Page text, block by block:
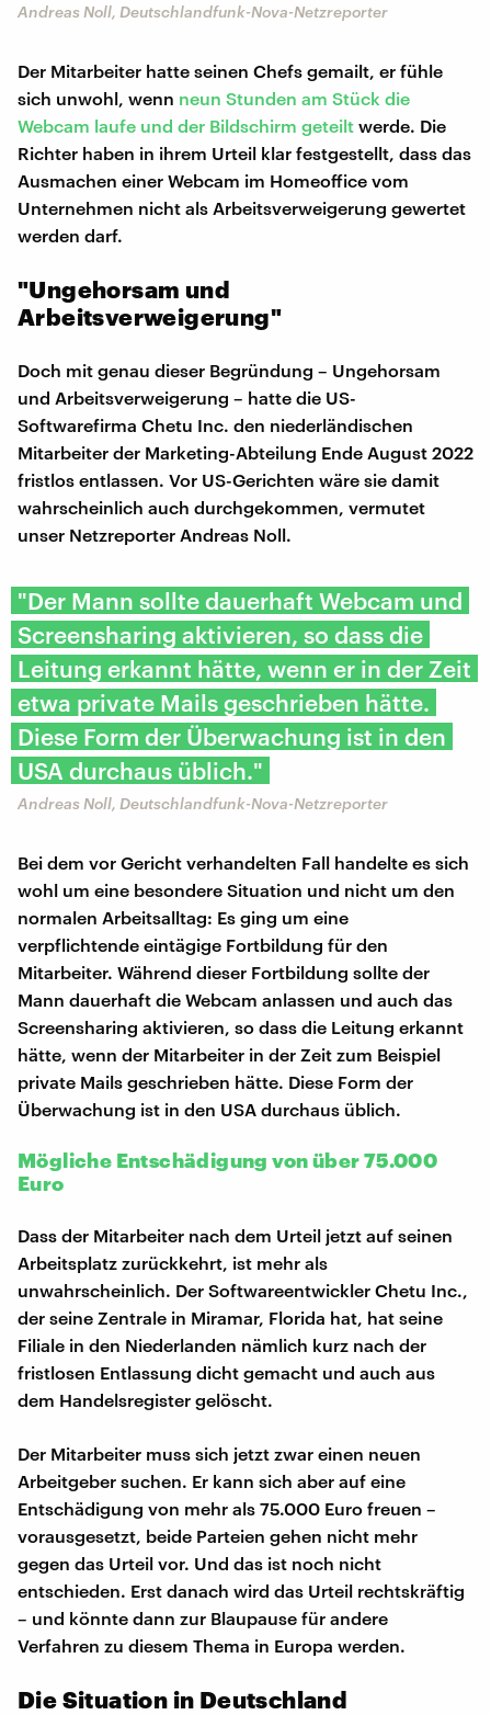
Andreas Noll, Deutschlandfunk-Nova-Netzreporter
Der Mitarbeiter hatte seinen Chefs gemailt, er fühle
sich unwohl, wenn neun Stunden am Stück die
Webcam laufe und der Bildschirm geteilt werde. Die
Richter haben in ihrem Urteil klar festgestellt, dass das
Ausmachen einer Webcam im Homeoffice vom
Unternehmen nicht als Arbeitsverweigerung gewertet
werden darf.
"Ungehorsam und
Arbeitsverweigerung"
Doch mit genau dieser Begründung – Ungehorsam
und Arbeitsverweigerung – hatte die US-
Softwarefirma Chetu Inc. den niederländischen
Mitarbeiter der Marketing-Abteilung Ende August 2022
fristlos entlassen. Vor US-Gerichten wäre sie damit
wahrscheinlich auch durchgekommen, vermutet
unser Netzreporter Andreas Noll.
"Der Mann sollte dauerhaft Webcam und
Screensharing aktivieren, so dass die
Leitung erkannt hätte, wenn er in der Zeit
etwa private Mails geschrieben hätte.
Diese Form der Überwachung ist in den
USA durchaus üblich."
Andreas Noll, Deutschlandfunk-Nova-Netzreporter
Bei dem vor Gericht verhandelten Fall handelte es sich
wohl um eine besondere Situation und nicht um den
normalen Arbeitsalltag: Es ging um eine
verpflichtende eintägige Fortbildung für den
Mitarbeiter. Während dieser Fortbildung sollte der
Mann dauerhaft die Webcam anlassen und auch das
Screensharing aktivieren, so dass die Leitung erkannt
hätte, wenn der Mitarbeiter in der Zeit zum Beispiel
private Mails geschrieben hätte. Diese Form der
Überwachung ist in den USA durchaus üblich.
Mögliche Entschädigung von über 75.000
Euro
Dass der Mitarbeiter nach dem Urteil jetzt auf seinen
Arbeitsplatz zurückkehrt, ist mehr als
unwahrscheinlich. Der Softwareentwickler Chetu Inc.,
der seine Zentrale in Miramar, Florida hat, hat seine
Filiale in den Niederlanden nämlich kurz nach der
fristlosen Entlassung dicht gemacht und auch aus
dem Handelsregister gelöscht.
Der Mitarbeiter muss sich jetzt zwar einen neuen
Arbeitgeber suchen. Er kann sich aber auf eine
Entschädigung von mehr als 75.000 Euro freuen –
vorausgesetzt, beide Parteien gehen nicht mehr
gegen das Urteil vor. Und das ist noch nicht
entschieden. Erst danach wird das Urteil rechtskräftig
– und könnte dann zur Blaupause für andere
Verfahren zu diesem Thema in Europa werden.
Die Situation in Deutschland